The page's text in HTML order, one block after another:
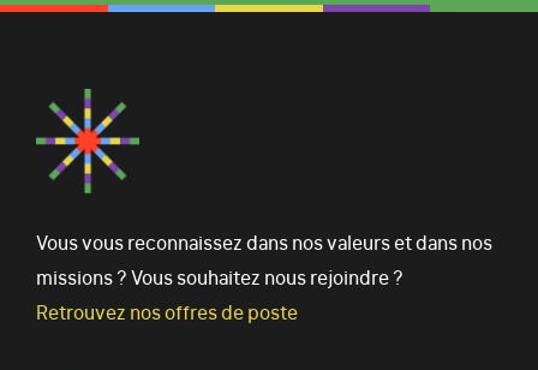
Vous vous reconnaissez dans nos valeurs et dans nos
missions ? Vous souhaitez nous rejoindre ?
Retrouvez nos offres de poste